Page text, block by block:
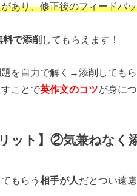
あり、修正後のフィード
で添削 してもらえます！
を自力で解く→添削しても
ことで英作文のコツが身に
ット】②気兼ねなく
もらう 相手が人だとつい遠